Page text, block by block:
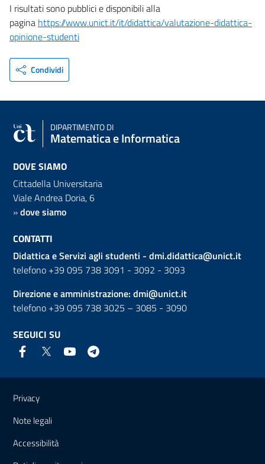
I risultati sono pubblici e disponibili alla
pagina https://www.unict.it/it/didattica/valutazione-didattica-
opinione-studenti
Condividi
DIPARTIMENTO DI
Matematica e Informatica
DOVE SIAMO
Cittadella Universitaria
Viale Andrea Doria, 6
»dove siamo
CONTATTI
Didattica e Servizi agli studenti - dmi.didattica@unict.it
telefono +39 095 738 3091 - 3092 - 3093
Direzione e amministrazione: dmi@unict.it
telefono +39 095 738 3025 – 3085 - 3090
SEGUICI SU
Link e informazioni utili
Privacy
Note legali
Accessibilità